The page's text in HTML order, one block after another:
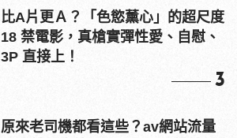
比A片更Ａ？「色慾薰心」的超尺度
18 禁電影，真槍實彈性愛、自慰、
3P 直接上！
3
原來老司機都看這些？av網站流量